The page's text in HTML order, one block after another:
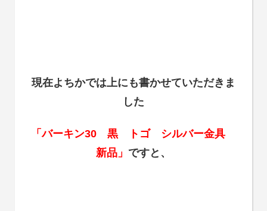
現在よちかでは上にも書かせていただきま
した
「バーキン30 黒 トゴ シルバー金具
新品」 ですと、